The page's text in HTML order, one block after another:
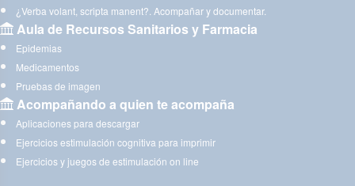
¿Verba volant, scripta manent?. Acompañar y documentar.
Aula de Recursos Sanitarios y Farmacia
Epidemias
Medicamentos
Pruebas de imagen
Acompañando a quien te acompaña
Aplicaciones para descargar
Ejercicios estimulación cognitiva para imprimir
Ejercicios y juegos de estimulación on line